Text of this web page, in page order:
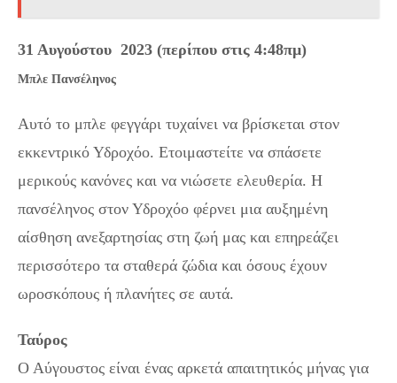
31 Αυγούστου 2023 (περίπου στις 4:48πμ)
Μπλε Πανσέληνος
Αυτό το μπλε φεγγάρι τυχαίνει να βρίσκεται στον
εκκεντρικό Υδροχόο. Ετοιμαστείτε να σπάσετε
μερικούς κανόνες και να νιώσετε ελευθερία. Η
πανσέληνος στον Υδροχόο φέρνει μια αυξημένη
αίσθηση ανεξαρτησίας στη ζωή μας και επηρεάζει
περισσότερο τα σταθερά ζώδια και όσους έχουν
ωροσκόπους ή πλανήτες σε αυτά.
Ταύρος
Ο Αύγουστος είναι ένας αρκετά απαιτητικός μήνας για